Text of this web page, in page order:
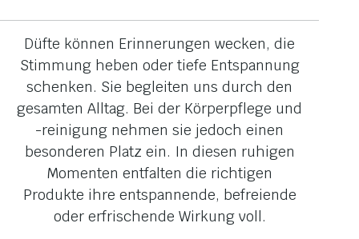
Düfte können Erinnerungen wecken, die
Stimmung heben oder tiefe Entspannung
schenken. Sie begleiten uns durch den
gesamten Alltag. Bei der Körperpflege und
-reinigung nehmen sie jedoch einen
besonderen Platz ein. In diesen ruhigen
Momenten entfalten die richtigen
Produkte ihre entspannende, befreiende
oder erfrischende Wirkung voll.